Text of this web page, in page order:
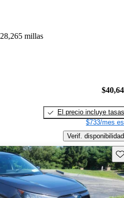
28,265 millas
El precio incluye tasas
$733/mes
Verif. disponibilidad